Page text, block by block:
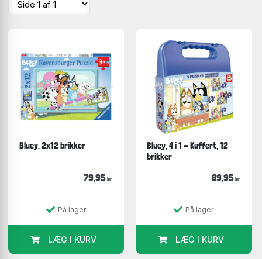
Bluey, 2x12 brikker
79,95 kr.
På lager
LÆG I KURV
Bluey, 4 i 1 - Kuffert, 12
brikker
89,95 kr.
På lager
LÆG I KURV